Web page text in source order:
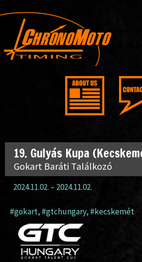
19. Gulyás Kupa
Gokart Baráti Találkozó
2024.11.02. – 2024.11.02.
#gokart, #gtchungary, #kecskemét